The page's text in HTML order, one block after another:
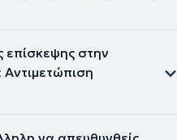
επίσκεψης στην